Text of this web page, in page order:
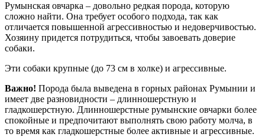
Румынская овчарка – довольно редкая порода, которую
сложно найти. Она требует особого подхода, так как
отличается повышенной агрессивностью и недоверчивостью.
Хозяину придется потрудиться, чтобы завоевать доверие
собаки.
Эти собаки крупные (до 73 см в холке) и агрессивные.
Важно! Порода была выведена в горных районах Румынии и
имеет две разновидности – длинношерстную и
гладкошерстную. Длинношерстные румынские овчарки более
спокойные и предпочитают выполнять свою работу молча, в
то время как гладкошерстные более активные и агрессивные.